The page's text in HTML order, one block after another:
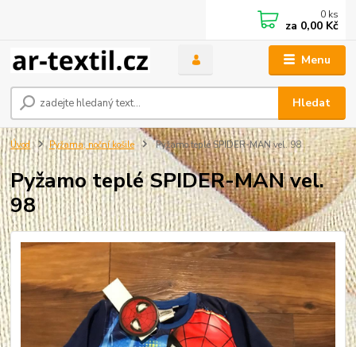
Menu
Hledat
0 ks
za 0,00 Kč
Úvod Pyžama, noční košile Pyžamo teplé SPIDER-MAN vel. 98
Pyžamo teplé SPIDER-MAN vel.
98